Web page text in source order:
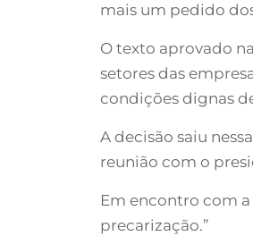
mais um pedido
O texto aprovado
setores das
condições dignas
A decisão saiu
reunião com o
Em encontro com a
precarização.”